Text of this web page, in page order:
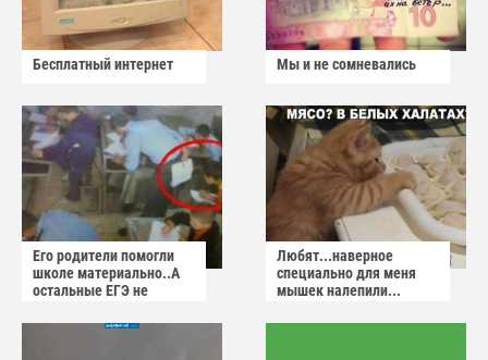
Бесплатный интернет Мы и не сомневались
Его родители помогли
школе материально..А
остальные ЕГЭ не
Любят...наверное
специально для меня
мышек налепили...